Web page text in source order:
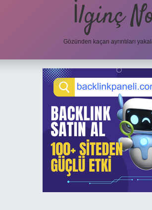
İlginç
Gözünden kaçan ayrıntıları
Sidebar